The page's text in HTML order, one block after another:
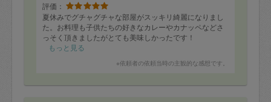
評価：
夏休みでグチャグチャな部屋がスッキリ綺麗になりまし
た。お料理も子供たちの好きなカレーやカナッペなどさ
っそく頂きましたがとても美味しかったです！
もっと見る
※依頼者の依頼当時の主観的な感想です。